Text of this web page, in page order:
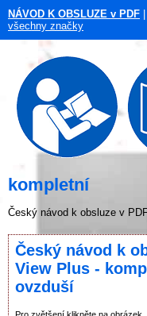
NÁVOD K OBSLUZE v PDF
všechny značky
kompletní
Český návod k obsluze v
Český návod k
View Plus -
ovzduší
Pro zvětšení klikněte na obrázek